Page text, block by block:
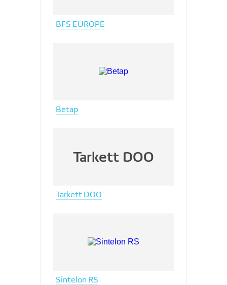
BFS EUROPE
Betap
Tarkett DOO
Tarkett DOO
Sintelon RS